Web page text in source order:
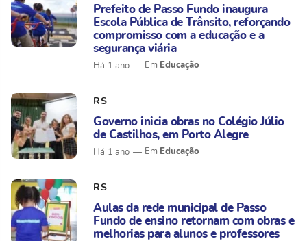
Prefeito de Passo Fundo inaugura
Escola Pública de Trânsito, reforçando
compromisso com a educação e a
segurança viária
Há 1 ano Educação
RS
Governo inicia obras no Colégio Júlio
de Castilhos, em Porto Alegre
Há 1 ano Educação
RS
Aulas da rede municipal de Passo
Fundo de ensino retornam com obras e
melhorias para alunos e professores